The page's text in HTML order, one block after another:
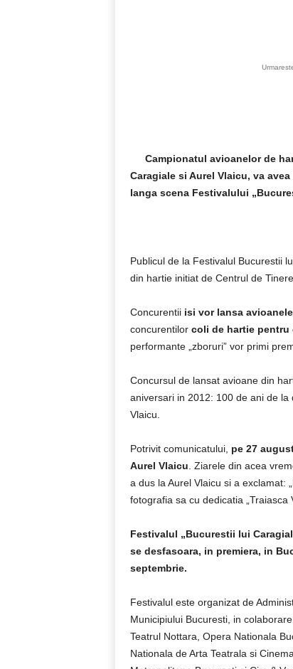
Campionatul avioanelor de
Caragiale si Aurel Vlaicu, va
langa scena Festivalului
Publicul de la Festivalul Bucurestii
din hartie initiat de Centrul de
Concurentii isi vor lansa
concurentilor coli de hartie
performante „zboruri” vor primi
Concursul de lansat avioane din
aniversari in 2012: 100 de ani de
Vlaicu.
Potrivit comunicatului, pe 27
Aurel Vlaicu . Ziarele din acea
a dus la Aurel Vlaicu si a exclamat:
fotografia sa cu dedicatia „Traiasca
Festivalul „Bucurestii lui
se desfasoara, in premiera, in
septembrie.
Festivalul este organizat de
Municipiului Bucuresti, in
Teatrul Nottara, Opera Nationala
Nationala de Arta Teatrala si